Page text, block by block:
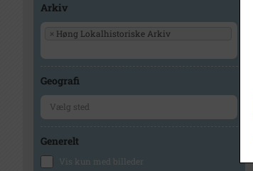
Arkiv
× Høng Lokalhistoriske Arkiv
Geografi
Generelt
Vis kun med billeder